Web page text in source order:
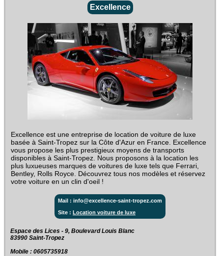
Excellence
Excellence est une entreprise de location de voiture de luxe
basée à Saint-Tropez sur la Côte d'Azur en France. Excellence
vous propose les plus prestigieux moyens de transports
disponibles à Saint-Tropez. Nous proposons à la location les
plus luxueuses marques de voitures de luxe tels que Ferrari,
Bentley, Rolls Royce. Découvrez tous nos modèles et réservez
votre voiture en un clin d'oeil !
Mail : info@excellence-saint-tropez.com
Site : Location voiture de luxe
Espace des Lices - 9, Boulevard Louis Blanc‎
83990 Saint-Tropez
Mobile : 0605735918